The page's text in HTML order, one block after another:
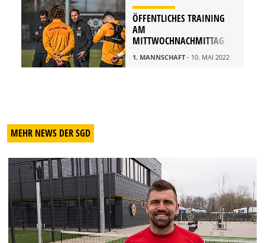
ÖFFENTLICHES TRAINING
AM
MITTWOCHNACHMITTAG
1. MANNSCHAFT- 10. MAI 2022
MEHR NEWS DER SGD